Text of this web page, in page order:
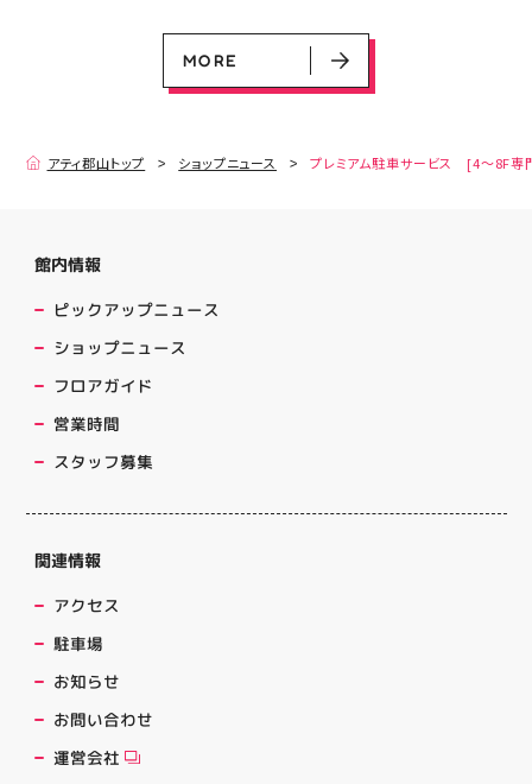
MORE
MORE
アティ郡山トップ ショップニュース プレミアム駐車サービス [4～8F専
館内情報
ピックアップニュース
ショップニュース
フロアガイド
営業時間
スタッフ募集
関連情報
アクセス
駐車場
お知らせ
お問い合わせ
運営会社